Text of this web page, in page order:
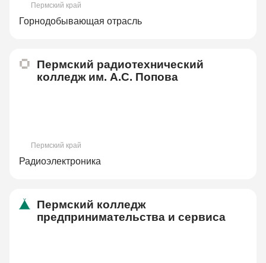
Пермский край
Горнодобывающая отрасль
Пермский радиотехнический
колледж им. А.С. Попова
Пермский край
Радиоэлектроника
Пермский колледж
предпринимательства и сервиса